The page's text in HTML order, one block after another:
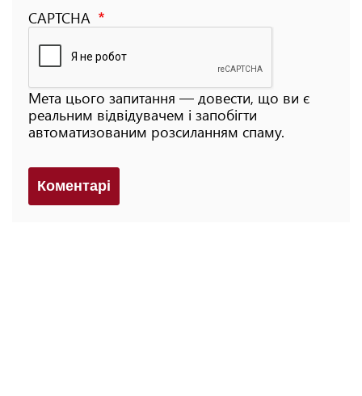
CAPTCHA
Мета цього запитання — довести, що ви є
реальним відвідувачем і запобігти
автоматизованим розсиланням спаму.
Коментарi